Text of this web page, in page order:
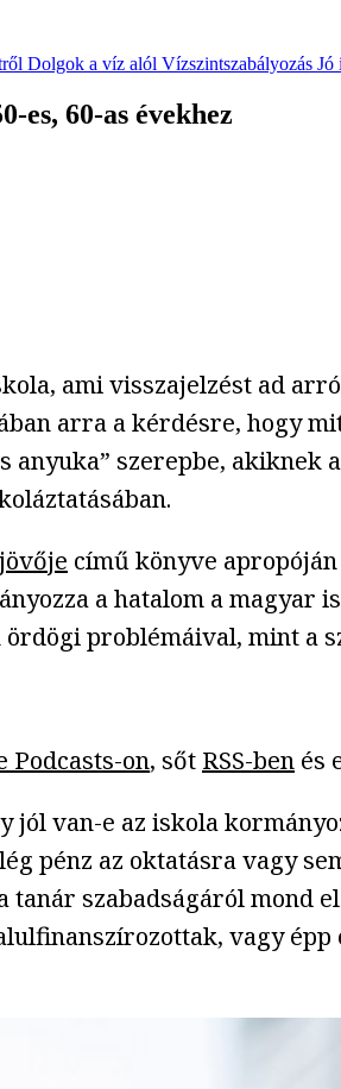
Dolgok a víz alól Vízszintszabályozás Jó
es, 60-as évekhez
ami visszajelzést ad
arra a kérdésre, hogy
szerepbe, akiknek
című könyve
a hatalom a magyar
problémáival, mint a
Podcasts-on, sőt RSS-ben és
van-e az iskola
pénz az oktatásra vagy
szabadságáról mond
vagy épp